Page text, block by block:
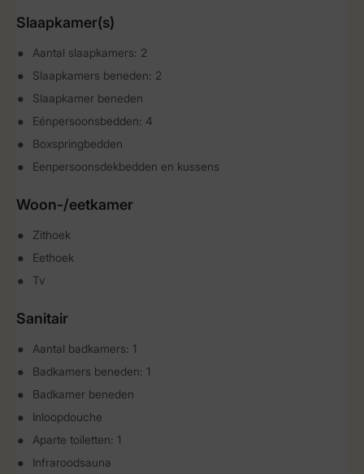
Slaapkamer(s)
Aantal slaapkamers: 2
Slaapkamers beneden: 2
Slaapkamer beneden
Eénpersoonsbedden: 4
Boxspringbedden
Eenpersoonsdekbedden en kussens
Woon-/eetkamer
Zithoek
Eethoek
Tv
Sanitair
Aantal badkamers: 1
Badkamers beneden: 1
Badkamer beneden
Inloopdouche
Aparte toiletten: 1
Infraroodsauna